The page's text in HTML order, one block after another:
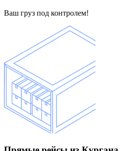
Ваш груз под контролем!